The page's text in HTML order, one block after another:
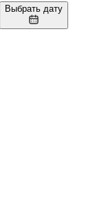
Выбрать дату